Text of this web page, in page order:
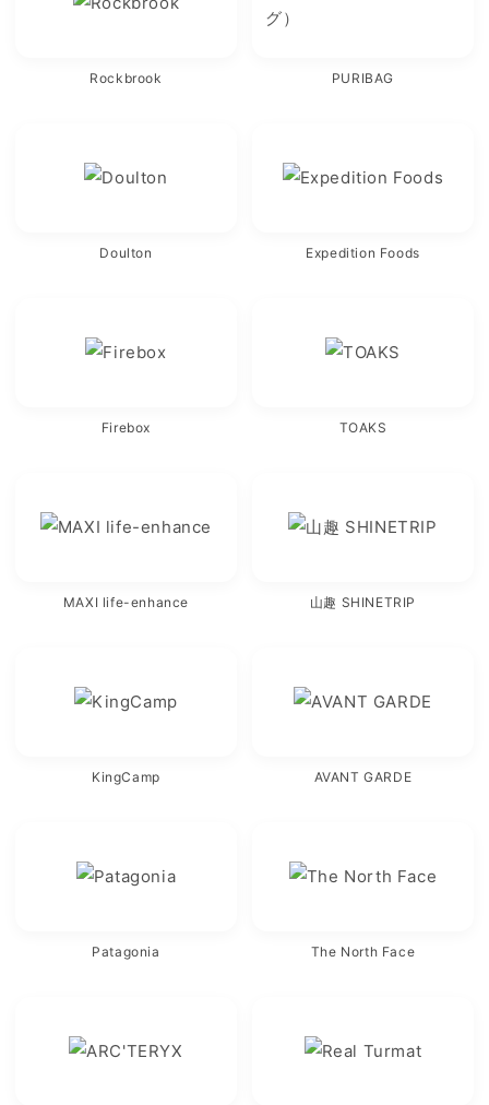
Rockbrook PURIBAG
Doulton Expedition Foods
Firebox TOAKS
MAXI life-enhance 山趣 SHINETRIP
KingCamp AVANT GARDE
Patagonia The North Face